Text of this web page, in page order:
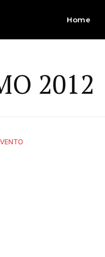
Home
2012